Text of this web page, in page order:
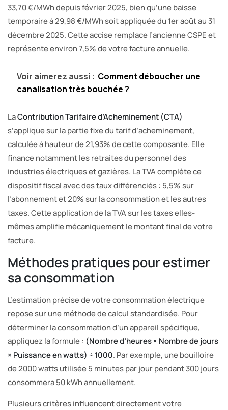
33,70 €/MWh depuis février 2025, bien qu’une baisse
temporaire à 29,98 €/MWh soit appliquée du 1er août au 31
décembre 2025. Cette accise remplace l’ancienne CSPE et
représente environ 7,5% de votre facture annuelle.
Voir aimerez aussi : Comment déboucher une
canalisation très bouchée ?
LaContribution Tarifaire d’Acheminement (CTA)
s’applique sur la partie fixe du tarif d’acheminement,
calculée à hauteur de 21,93% de cette composante. Elle
finance notamment les retraites du personnel des
industries électriques et gazières. La TVA complète ce
dispositif fiscal avec des taux différenciés : 5,5% sur
l’abonnement et 20% sur la consommation et les autres
taxes. Cette application de la TVA sur les taxes elles-
mêmes amplifie mécaniquement le montant final de votre
facture.
Méthodes pratiques pour estimer
sa consommation
L’estimation précise de votre consommation électrique
repose sur une méthode de calcul standardisée. Pour
déterminer la consommation d’un appareil spécifique,
appliquez la formule : (Nombre d’heures × Nombre de jours
× Puissance en watts) ÷ 1000. Par exemple, une bouilloire
de 2000 watts utilisée 5 minutes par jour pendant 300 jours
consommera 50 kWh annuellement.
Plusieurs critères influencent directement votre